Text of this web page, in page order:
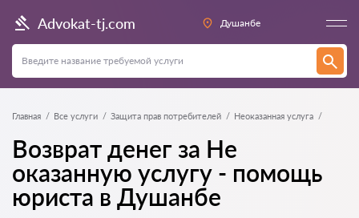
Advokat-tj.com Душанбе
Главная Все услуги Защита прав потребителей Неоказанная услуга
Возврат денег за Не
оказанную услугу - помощь
юриста в Душанбе